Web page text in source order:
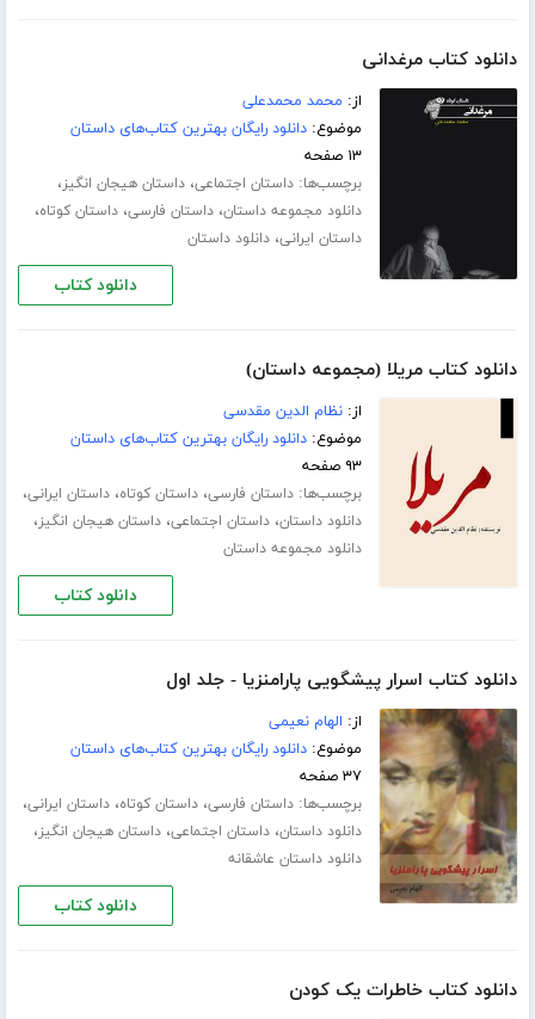
دانلود کتاب مرغدانی
از: محمد محمدعلی
موضوع:دانلود رایگان بهترین کتاب‌های داستان
۱۳ صفحه
برچسب‌ها:داستان اجتماعی،داستان هیجان انگیز،
دانلود مجموعه داستان،داستان فارسی،داستان کوتاه،
داستان ایرانی،دانلود داستان
دانلود کتاب
دانلود کتاب مریلا (مجموعه داستان)
از:نظام الدین مقدسی
موضوع:دانلود رایگان بهترین کتاب‌های داستان
۹۳ صفحه
برچسب‌ها:داستان فارسی،داستان کوتاه،داستان ایرانی،
دانلود داستان،داستان اجتماعی،داستان هیجان انگیز،
دانلود مجموعه داستان
دانلود کتاب
دانلود کتاب اسرار پیشگویی پارامنزیا - جلد اول
از: الهام نعیمی
موضوع:دانلود رایگان بهترین کتاب‌های داستان
۳۷ صفحه
برچسب‌ها:داستان فارسی،داستان کوتاه،داستان ایرانی،
دانلود داستان،داستان اجتماعی،داستان هیجان انگیز،
دانلود داستان عاشقانه
دانلود کتاب
دانلود کتاب خاطرات یک کودن